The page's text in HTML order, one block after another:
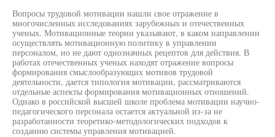
Вопросы трудовой мотивации нашли свое отражение в
многочисленных исследованиях зарубежных и отечественных
ученых. Мотивационные теории указывают, в каком направлении
осуществлять мотивационную политику в управлении
персоналом, но не дают однозначных рецептов для действия. В
работах отечественных ученых находят отражение вопросы
формирования смыслообразующих мотивов трудовой
деятельности, дается типология мотивации, рассматриваются
отдельные аспекты формирования мотивационных отношений.
Однако в российской высшей школе проблема мотивации научно-
педагогического персонала остается актуальной из-за не
разработанности теоретико-методологических подходов к
созданию системы управления мотивацией.